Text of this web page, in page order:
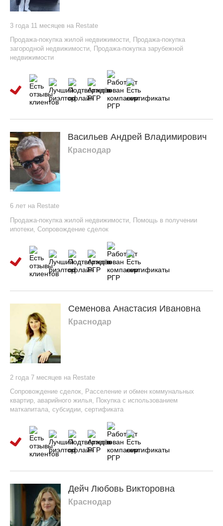
3 года 11 месяцев на Restate
Продажа-покупка жилой недвижимости, Продажа-покупка
загородной недвижимости, Продажа-покупка зарубежной
недвижимости
Васильев Андрей Владимирович
Краснодар
6 лет на Restate
Продажа-покупка жилой недвижимости
Помощь в получении
ипотеки Сопровождение сделок
Семенова Анастасия Ивановна
Краснодар
2 года 7 месяцев на Restate
Сопровождение сделок, Расселение и обмен коммунальных
квартир, аварийного жилья, Покупка с использованием
маткапитала, субсидии, сертификата
Дейч Любовь Викторовна
Краснодар